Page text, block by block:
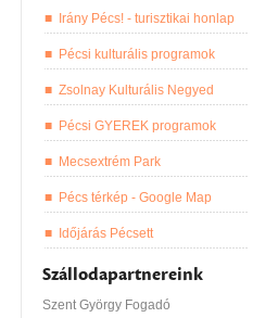
Irány Pécs! - turisztikai honlap
Pécsi kulturális programok
Zsolnay Kulturális Negyed
Pécsi GYEREK programok
Mecsextrém Park
Pécs térkép - Google Map
Időjárás Pécsett
Szállodapartnereink
Szent György Fogadó